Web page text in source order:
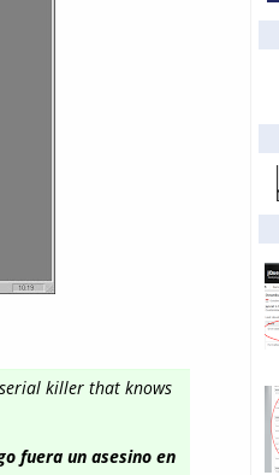
killer that knows
fuera un asesino en